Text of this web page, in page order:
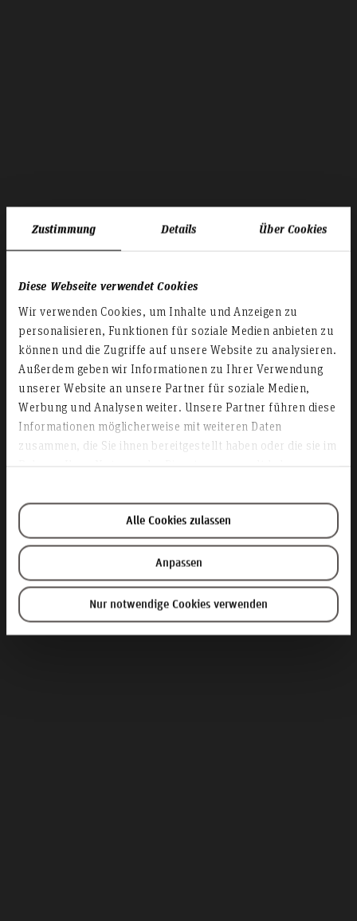
Zustimmung Details Über Cookies
Diese Webseite verwendet Cookies
Wir verwenden Cookies, um Inhalte und Anzeigen zu
personalisieren, Funktionen für soziale Medien anbieten zu
können und die Zugriffe auf unsere Website zu analysieren.
Außerdem geben wir Informationen zu Ihrer Verwendung
unserer Website an unsere Partner für soziale Medien,
Werbung und Analysen weiter. Unsere Partner führen diese
Informationen möglicherweise mit weiteren Daten
zusammen, die Sie ihnen bereitgestellt haben oder die sie im
Alle Cookies zulassen
Anpassen
Nur notwendige Cookies verwenden
Filmsequenzen
Lassen Sie sich von unseren
Studienangeboten überzeugen!